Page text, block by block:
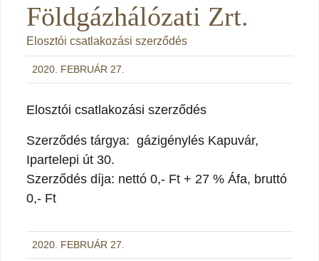
Földgázhálózati Zrt.
Elosztói csatlakozási szerződés
2020. FEBRUÁR 27.
Elosztói csatlakozási szerződés
Szerződés tárgya: gázigénylés Kapuvár,
Ipartelepi út 30.
Szerződés díja: nettó 0,- Ft + 27 % Áfa, bruttó
0,- Ft
2020. FEBRUÁR 27.